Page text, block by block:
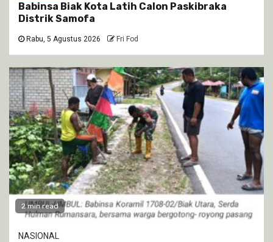
Babinsa Biak Kota Latih Calon Paskibraka
Distrik Samofa
Rabu, 5 Agustus 2026 Fri Fod
2 min read
NASIONAL